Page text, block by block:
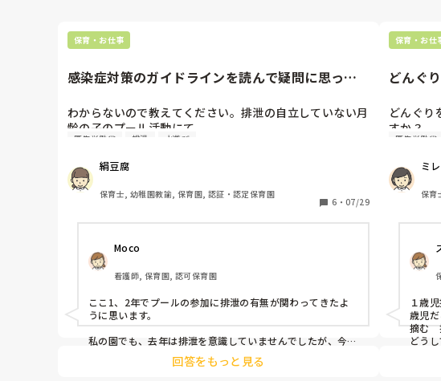
保育・お仕事
感染症対策のガイドラインを読んで疑問に思った
わからないので教えてください。排泄の自立していない月
齢の子のプール活動にて。
は(35P)では排泄が自立していない乳幼児には個別のタラ
イ等を用いてプール遊びを行い、他者と水を共有しないよ
うに配慮する。
と書いていますが、今まで働いたところや、ネット検索す
ると水遊びパンツやらオムツやら履いてプールに入ってる
経営者になったことがなくわからないのですが、このガイ
ドラインというものはどういう位置付けで発表されている
のでしょうか？
個人的に私はこのガイドラインに賛成なのですが
実際は異なる保育をされてるいるのが実状のようで意見な
ど出来る勇気はないのですが正解を知りたいな…と思いま
した。誰か詳しい方教えてください。
厚生労働省 排泄 水遊び
絹豆腐
保育士, 幼稚園教諭, 保育園, 認証・認定保育園
6 ・ 07/29
Moco
看護師, 保育園, 認可保育園
ここ1、2年でプールの参加に排泄の有無が関わってきたよ
うに思います。
私の園でも、去年は排泄を意識していませんでしたが、今年
からガイドライン通りにプール活動をしています。
調べて出てくる画像は、少し前のものかもしれません。
回答をもっと見る
保育・お仕
どんぐ
どんぐり
すか？
直径
飲み込む
という、
準）があ
このた
いると
今日の
つけた
したいと
ビー玉
には危
去年は
なもの
厚生労働省
ミ
保育
１歳
歳児
摘む
どう
どう
しょ